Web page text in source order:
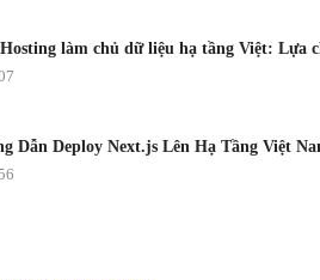
làm chủ dữ liệu hạ tầng Việt: Lựa
Dẫn Deploy Next.js Lên Hạ Tầng Việt